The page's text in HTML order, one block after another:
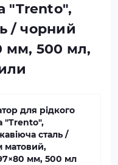
"Trento",
/ чорний
мм, 500 мл,
для рідкого
"Trento",
сталь /
матовий,
мм, 500 мл